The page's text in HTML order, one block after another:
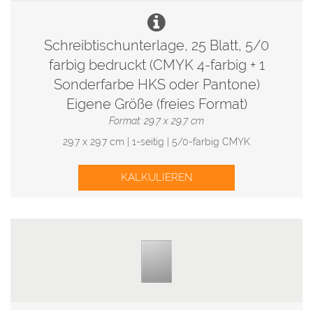
Schreibtischunterlage, 25 Blatt, 5/0
farbig bedruckt (CMYK 4-farbig + 1
Sonderfarbe HKS oder Pantone)
Eigene Größe (freies Format)
Format: 29.7 x 29.7 cm
29.7 x 29.7 cm | 1-seitig | 5/0-farbig CMYK
KALKULIEREN